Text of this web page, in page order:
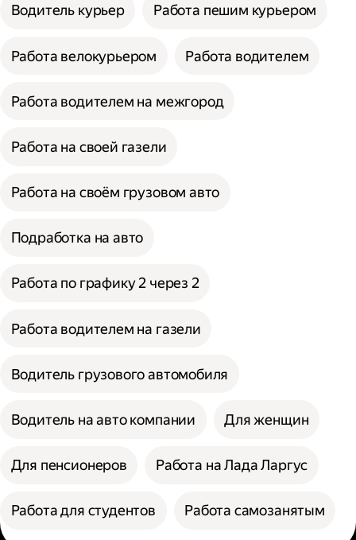
Водитель курьер Работа пешим курьером
Работа велокурьером Работа водителем
Работа водителем на межгород
Работа на своей газели
Работа на своём грузовом авто
Подработка на авто
Работа по графику 2 через 2
Работа водителем на газели
Водитель грузового автомобиля
Водитель на авто компании Для женщин
Для пенсионеров Работа на Лада Ларгус
Работа для студентов Работа самозанятым